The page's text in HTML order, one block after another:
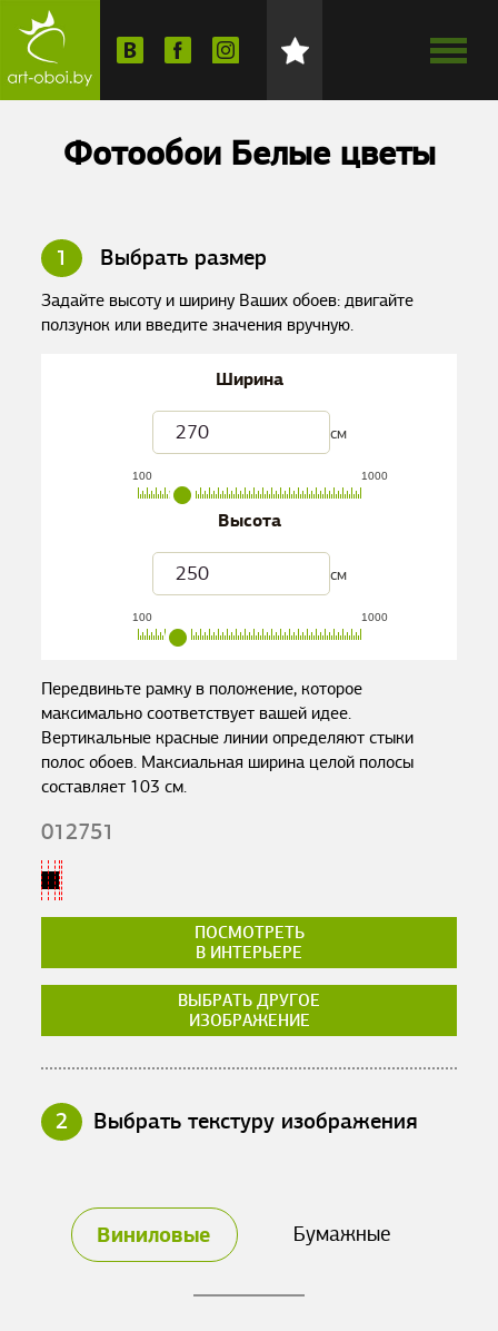
Фотообои Белые цветы
1 Выбрать размер
Задайте высоту и ширину Ваших обоев: двигайте
ползунок или введите значения вручную.
Ширина
см
100 1000
Высота
см
100 1000
Передвиньте рамку в положение, которое
максимально соответствует вашей идее.
Вертикальные красные линии определяют стыки
полос обоев. Максиальная ширина целой полосы
составляет 103 см.
012751
ПОСМОТРЕТЬ
В ИНТЕРЬЕРЕ
ВЫБРАТЬ ДРУГОЕ
ИЗОБРАЖЕНИЕ
2 Выбрать текстуру изображения
Виниловые Бумажные